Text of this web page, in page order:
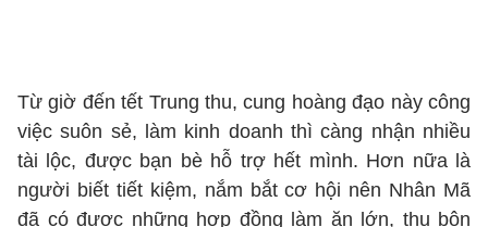
Từ giờ đến tết Trung thu, cung hoàng đạo này công
việc suôn sẻ, làm kinh doanh thì càng nhận nhiều
tài lộc, được bạn bè hỗ trợ hết mình. Hơn nữa là
người biết tiết kiệm, nắm bắt cơ hội nên Nhân Mã
đã có được những hợp đồng làm ăn lớn, thu bộn